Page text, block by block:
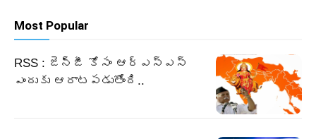
Most Popular
RSS : జెన్‌జీ కోసం ఆర్‌ఎస్‌ఎస్‌
ఎందుకు ఆరాటపడుతోంది..